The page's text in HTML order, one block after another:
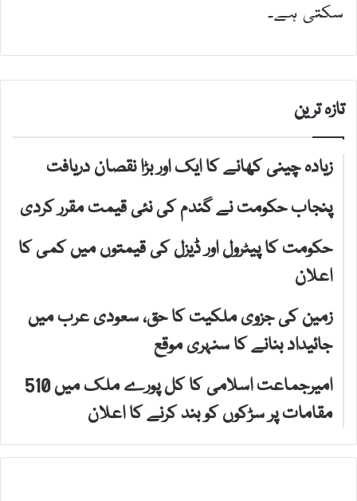
سکتی ہے۔
تازہ ترین
زیادہ چینی کھانے کا ایک اور بڑا نقصان دریافت
پنجاب حکومت نے گندم کی نئی قیمت مقرر کردی
حکومت کا پیٹرول اور ڈیزل کی قیمتوں میں کمی کا
اعلان
زمین کی جزوی ملکیت کا حق، سعودی عرب میں
جائیداد بنانے کا سنہری موقع
امیرجماعت اسلامی کا کل پورے ملک میں 510
مقامات پر سڑکوں کو بند کرنے کا اعلان